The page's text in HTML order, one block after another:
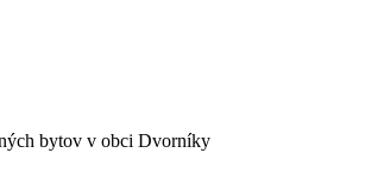
bytov v obci Dvorníky